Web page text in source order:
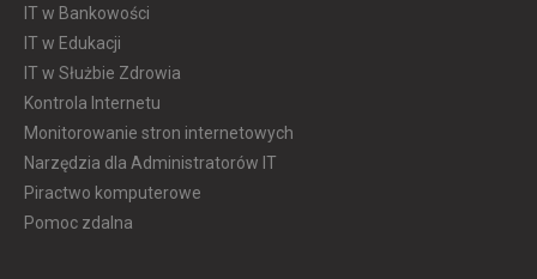
IT w Bankowości
IT w Edukacji
IT w Służbie Zdrowia
Kontrola Internetu
Monitorowanie stron internetowych
Narzędzia dla Administratorów IT
Piractwo komputerowe
Pomoc zdalna